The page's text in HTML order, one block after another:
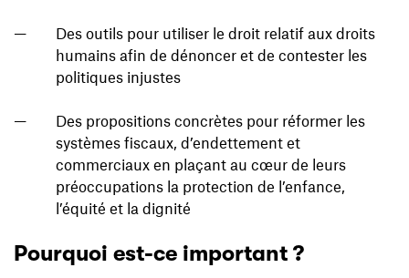
Des outils pour utiliser le droit relatif aux droits
humains afin de dénoncer et de contester les
politiques injustes
Des propositions concrètes pour réformer les
systèmes fiscaux, d’endettement et
commerciaux en plaçant au cœur de leurs
préoccupations la protection de l’enfance,
l’équité et la dignité
Pourquoi est-ce important ?